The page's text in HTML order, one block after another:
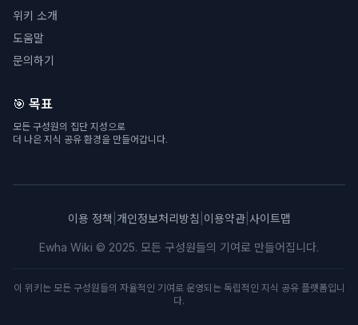
위키 소개
도움말
문의하기
🎯 목표
모든 구성원의 집단 지성으로
더 나은 지식 공유 환경을 만들어갑니다.
이용 정책 개인정보처리방침 이용약관| 사이트맵
Ewha Wiki © 2025. 모든 구성원들의 기여로 만들어집니다.
이 위키는 모든 구성원들의 자율적인 기여로 운영되는 독립적인 지식 공유 플랫폼입니
다.